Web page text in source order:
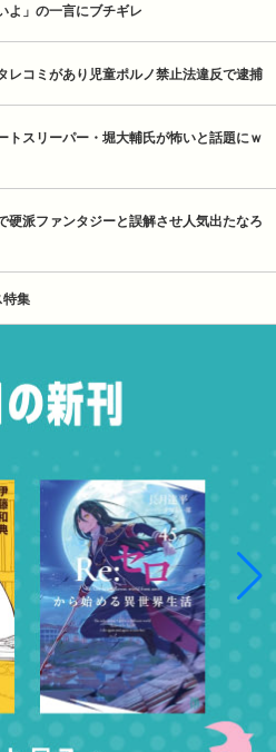
よ」の一言にブチギレ
レコミがあり児童ポルノ禁止法違反で逮捕
トスリーパー・堀大輔氏が怖いと話題にｗ
硬派ファンタジーと誤解させ人気出たなろ
特集